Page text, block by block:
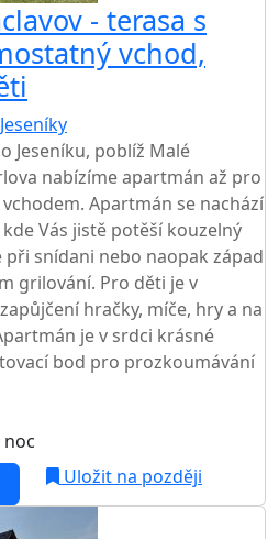
- terasa s
vchod,
Jeseníky
Jeseníku, poblíž Malé
nabízíme apartmán až pro
Apartmán se nachází
Vás jistě potěší kouzelný
při snídani nebo naopak západ
grilování. Pro děti je v
hračky, míče, hry a na
je v srdci krásné
bod pro prozkoumávání
Uložit na později